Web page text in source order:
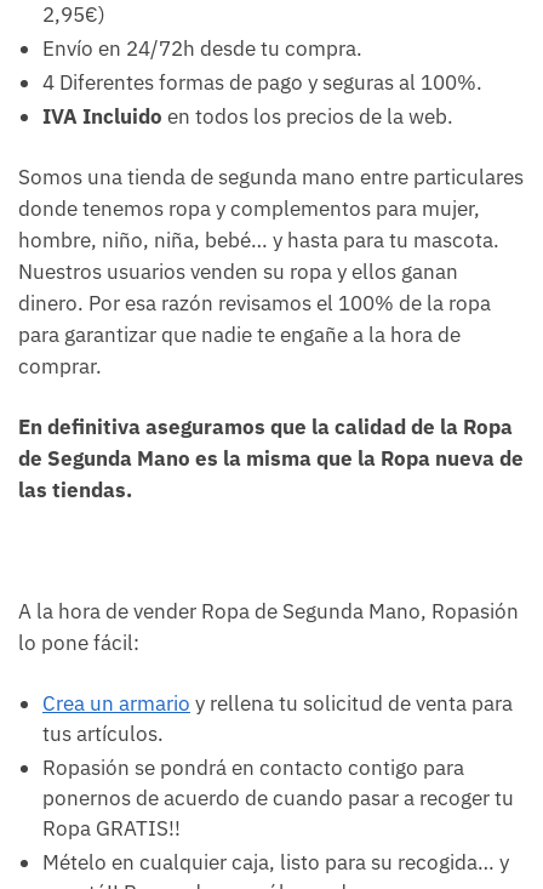
2,95€)
Envío en 24/72h desde tu compra.
4 Diferentes formas de pago y seguras al 100%.
IVA Incluido en todos los precios de la web.
Somos una tienda de segunda mano entre particulares
donde tenemos ropa y complementos para mujer,
hombre, niño, niña, bebé… y hasta para tu mascota.
Nuestros usuarios venden su ropa y ellos ganan
dinero. Por esa razón revisamos el 100% de la ropa
para garantizar que nadie te engañe a la hora de
comprar.
En definitiva aseguramos que la calidad de la Ropa
de Segunda Mano es la misma que la Ropa nueva de
las tiendas.
A la hora de vender Ropa de Segunda Mano, Ropasión
lo pone fácil:
Crea un armario y rellena tu solicitud de venta para
tus artículos.
Ropasión se pondrá en contacto contigo para
ponernos de acuerdo de cuando pasar a recoger tu
Ropa GRATIS!!
Mételo en cualquier caja, listo para su recogida… y